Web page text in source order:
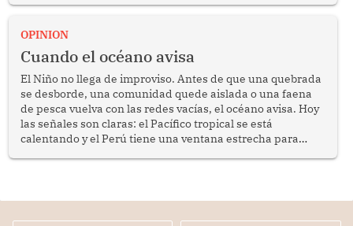
OPINION
Cuando el océano avisa
El Niño no llega de improviso. Antes de que una quebrada
se desborde, una comunidad quede aislada o una faena
de pesca vuelva con las redes vacías, el océano avisa. Hoy
las señales son claras: el Pacífico tropical se está
calentando y el Perú tiene una ventana estrecha para